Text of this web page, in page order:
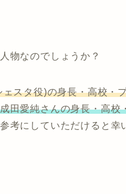
物なのでしょうか？
スタ役)の身長・高校・
田愛純さんの身長・高校
考にしていただけると幸